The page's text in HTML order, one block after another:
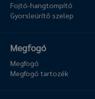
Fojtó-hangtompító
Gyorsleürítő szelep
Megfogó
Megfogó
Megfogó tartozék